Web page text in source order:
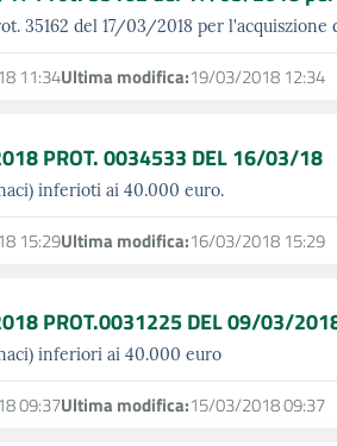
35162 del 17/03/2018 per l'acquiszione
11:34Ultima modifica:19/03/2018 12:34
PROT. 0034533 DEL 16/03/18
inferioti ai 40.000 euro.
15:29Ultima modifica:16/03/2018 15:29
PROT.0031225 DEL 09/03/
inferiori ai 40.000 euro
09:37Ultima modifica:15/03/2018 09:37